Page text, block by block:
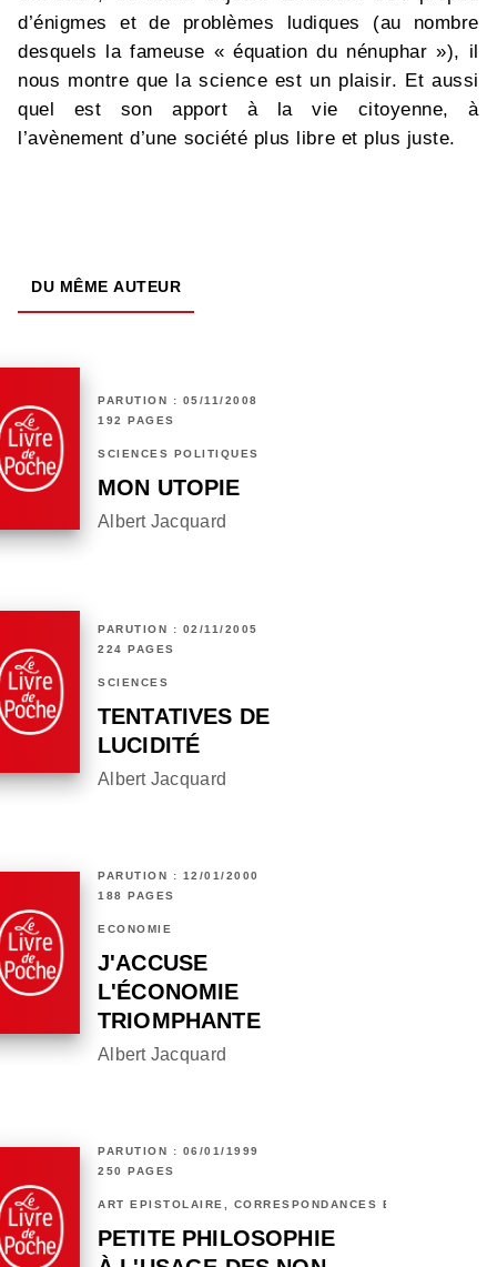
d’énigmes et de problèmes ludiques (au nombre
desquels la fameuse « équation du nénuphar »), il
nous montre que la science est un plaisir. Et aussi
quel est son apport à la vie citoyenne, à
l’avènement d’une société plus libre et plus juste.
DU MÊME AUTEUR
PARUTION : 05/11/2008
192 PAGES
SCIENCES POLITIQUES
MON UTOPIE
Albert Jacquard
PARUTION : 02/11/2005
224 PAGES
SCIENCES
TENTATIVES DE
LUCIDITÉ
Albert Jacquard
PARUTION : 12/01/2000
188 PAGES
ECONOMIE
J'ACCUSE
L'ÉCONOMIE
TRIOMPHANTE
Albert Jacquard
PARUTION : 06/01/1999
250 PAGES
ART ÉPISTOLAIRE, CORRESPONDANCES ET CHRONIQUES
PETITE PHILOSOPHIE